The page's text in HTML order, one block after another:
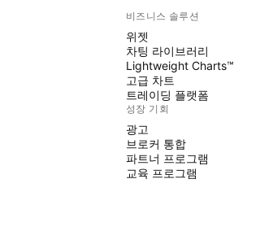
비즈니스 솔루션
위젯
차팅 라이브러리
Lightweight Charts™
고급 차트
트레이딩 플랫폼
성장 기회
광고
브로커 통합
파트너 프로그램
교육 프로그램